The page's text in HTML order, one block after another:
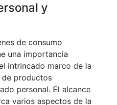
y
de consumo
una importancia
intrincado marco de la
de productos
personal. El alcance
varios aspectos de la